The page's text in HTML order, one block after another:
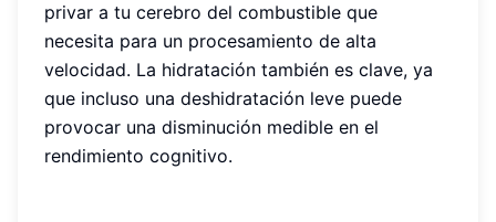
privar a tu cerebro del combustible que
necesita para un procesamiento de alta
velocidad. La hidratación también es clave, ya
que incluso una deshidratación leve puede
provocar una disminución medible en el
rendimiento cognitivo.